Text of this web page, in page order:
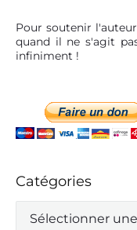
Pour soutenir
quand il ne s'agit
infiniment !
Catégories